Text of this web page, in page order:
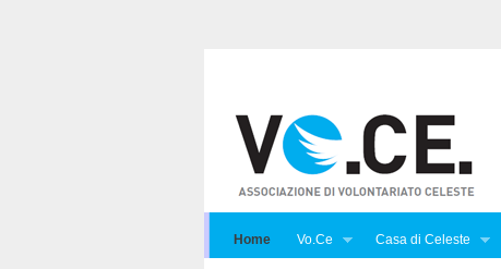
Home Vo.Ce Casa di Celeste